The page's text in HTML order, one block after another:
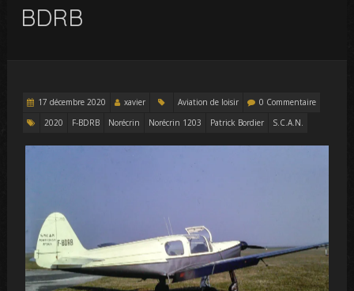
BDRB
17 décembre 2020 xavier Aviation de loisir
0 Commentaire
2020
F-BDRB Norécrin Norécrin 1203 Patrick Bordier S.C.A.N.